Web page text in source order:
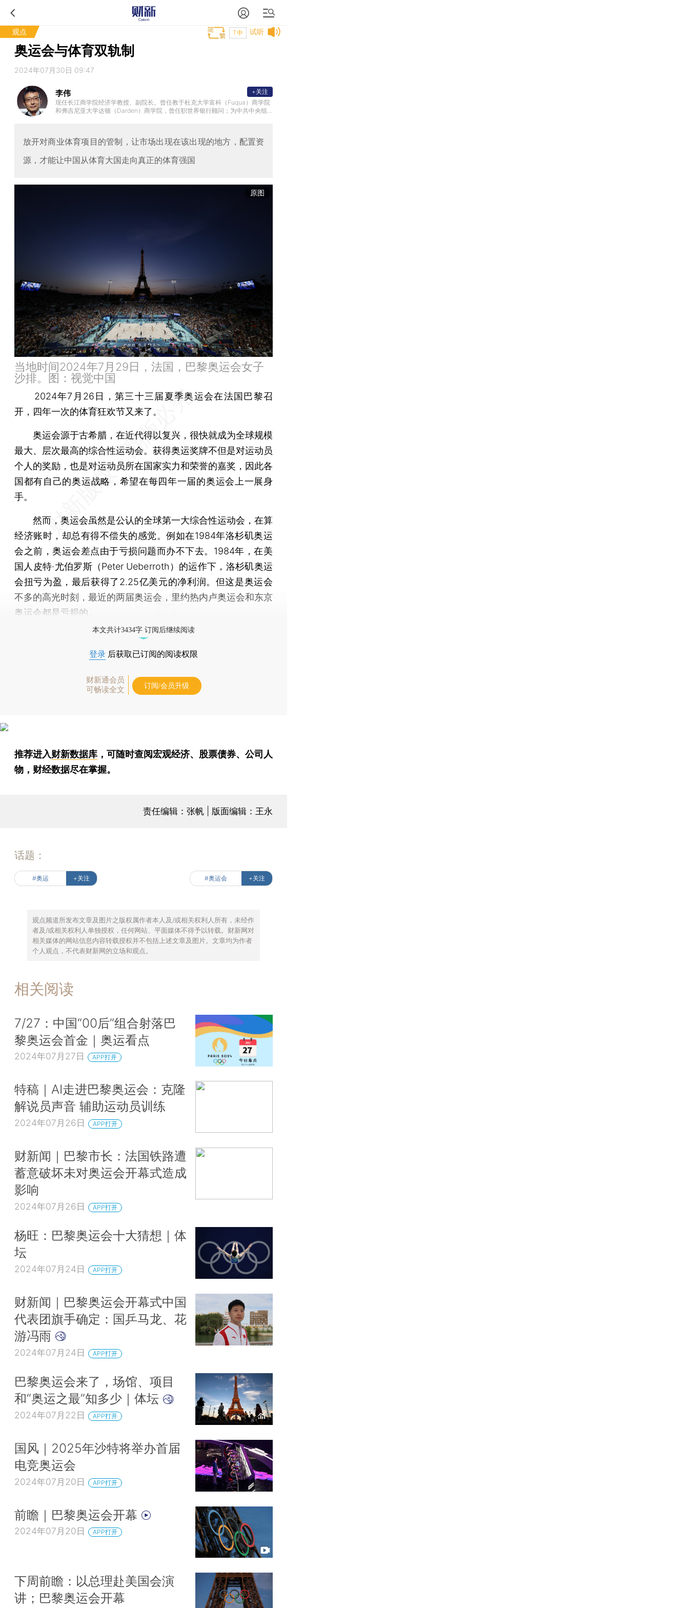
观点 试听
T中
奥运会与体育双轨制
2024年07月30日 09:47
李伟
现任长江商学院经济学教授、副院长。曾任教于杜克大学富科（Fuqua）商学院
和弗吉尼亚大学达顿（Darden）商学院，曾任职世界银行顾问；为中共中央组
+关注
放开对商业体育项目的管制，让市场出现在该出现的地方，配置资
源，才能让中国从体育大国走向真正的体育强国
原图
当地时间2024年7月29日，法国，巴黎奥运会女子
沙排。图：视觉中国
2024年7月26日，第三十三届夏季奥运会在法国巴黎召
开，四年一次的体育狂欢节又来了。
奥运会源于古希腊，在近代得以复兴，很快就成为全球规模
最大、层次最高的综合性运动会。获得奥运奖牌不但是对运动员
个人的奖励，也是对运动员所在国家实力和荣誉的嘉奖，因此各
国都有自己的奥运战略，希望在每四年一届的奥运会上一展身
手。
然而，奥运会虽然是公认的全球第一大综合性运动会，在算
经济账时，却总有得不偿失的感觉。例如在1984年洛杉矶奥运
会之前，奥运会差点由于亏损问题而办不下去。1984年，在美
国人皮特·尤伯罗斯（Peter Ueberroth）的运作下，洛杉矶奥运
会扭亏为盈，最后获得了2.25亿美元的净利润。但这是奥运会
不多的高光时刻，最近的两届奥运会，里约热内卢奥运会和东京
奥运会都是亏损的。
本文共计3434字 订阅后继续阅读
登录 后获取已订阅的阅读权限
财新通会员
可畅读全文
订阅/会员升级
推荐进入财新数据库 ，可随时查阅宏观经济、股票债券、公司人
物，财经数据尽在掌握。
责任编辑：张帆 | 版面编辑：王永
话题：
#奥运 +关注 #奥运会 +关注
观点频道所发布文章及图片之版权属作者本人及/或相关权利人所有，未经作
者及/或相关权利人单独授权，任何网站、平面媒体不得予以转载。财新网对
相关媒体的网站信息内容转载授权并不包括上述文章及图片。文章均为作者
个人观点，不代表财新网的立场和观点。
相关阅读
7/27：中国“00后”组合射落巴
黎奥运会首金｜奥运看点
2024年07月27日 APP打开
特稿｜AI走进巴黎奥运会：克隆
解说员声音 辅助运动员训练
2024年07月26日 APP打开
财新闻｜巴黎市长：法国铁路遭
蓄意破坏未对奥运会开幕式造成
影响
2024年07月26日 APP打开
杨旺：巴黎奥运会十大猜想｜体
坛
2024年07月24日 APP打开
财新闻｜巴黎奥运会开幕式中国
代表团旗手确定：国乒马龙、花
游冯雨
2024年07月24日 APP打开
巴黎奥运会来了，场馆、项目
和“奥运之最”知多少｜体坛
2024年07月22日 APP打开
国风｜2025年沙特将举办首届
电竞奥运会
2024年07月20日 APP打开
前瞻｜巴黎奥运会开幕
2024年07月20日 APP打开
下周前瞻：以总理赴美国会演
讲；巴黎奥运会开幕